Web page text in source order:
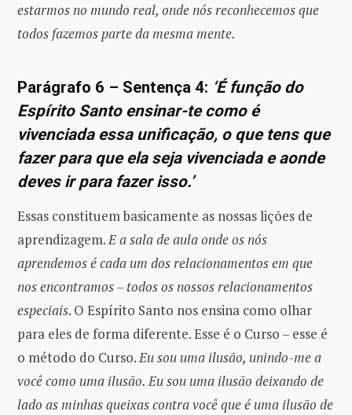
estarmos no mundo real, onde nós reconhecemos que
todos fazemos parte da mesma mente.
Parágrafo 6 – Sentença 4: ‘É função do
Espírito Santo ensinar-te como é
vivenciada essa unificação, o que tens que
fazer para que ela seja vivenciada e aonde
deves ir para fazer isso.’
Essas constituem basicamente as nossas lições de
aprendizagem.E a sala de aula onde os nós
aprendemos é cada um dos relacionamentos em que
nos encontramos – todos os nossos relacionamentos
especiais. O Espírito Santo nos ensina como olhar
para eles de forma diferente. Esse é o Curso – esse é
o método do Curso.Eu sou uma ilusão, unindo-me a
você como uma ilusão. Eu sou uma ilusão deixando de
lado as minhas queixas contra você que é uma ilusão de